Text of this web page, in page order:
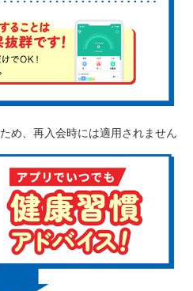
め、再入会時には適用されません